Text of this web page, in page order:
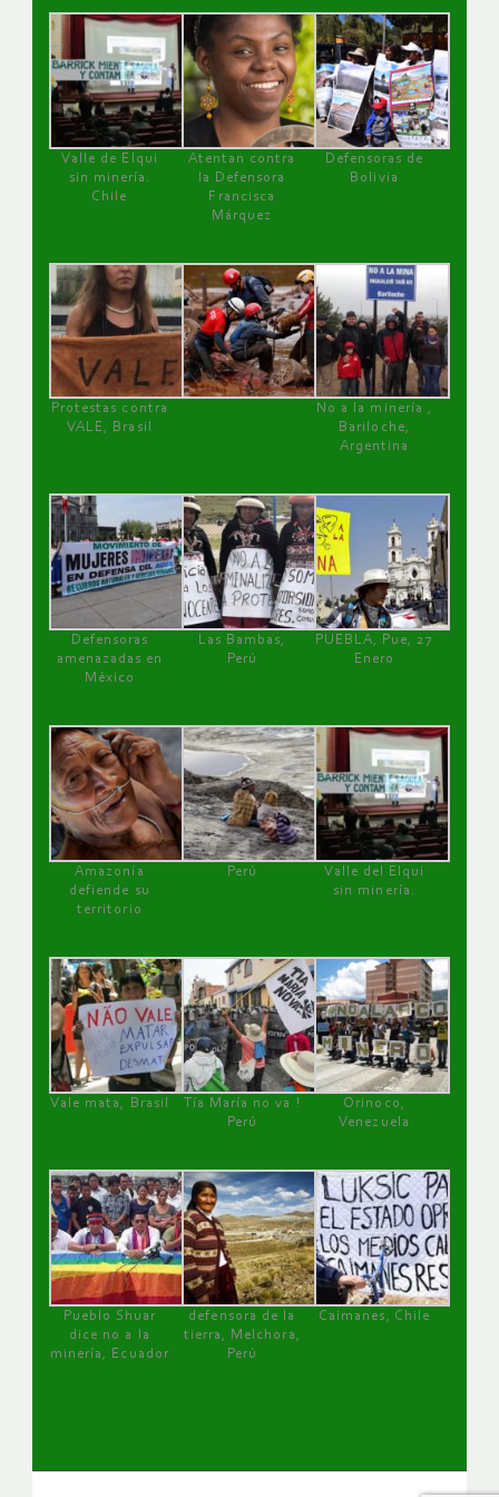
Valle de Elqui
sin minería.
Chile
Atentan contra
la Defensora
Francisca
Márquez
Defensoras de
Bolivia
Protestas contra
VALE, Brasil
No a la minería ,
Bariloche,
Argentina
Defensoras
amenazadas en
México
Las Bambas,
Perú
PUEBLA, Pue, 27
Enero
Amazonía
defiende su
territorio
Perú
Valle del Elqui
sin minería.
Vale mata, Brasil
Tía María no va !
Perú
Orinoco,
Venezuela
Pueblo Shuar
dice no a la
minería, Ecuador
defensora de la
tierra, Melchora,
Perú
Caimanes, Chile